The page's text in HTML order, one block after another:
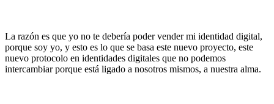
La razón es que yo no te debería poder vender mi identidad digital,
porque soy yo, y esto es lo que se basa este nuevo proyecto, este
nuevo protocolo en identidades digitales que no podemos
intercambiar porque está ligado a nosotros mismos, a nuestra alma.